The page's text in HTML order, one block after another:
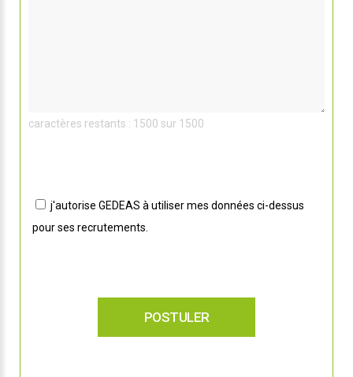
caractères restants : 1500 sur 1500
j'autorise GEDEAS à utiliser mes données ci-dessus
pour ses recrutements.